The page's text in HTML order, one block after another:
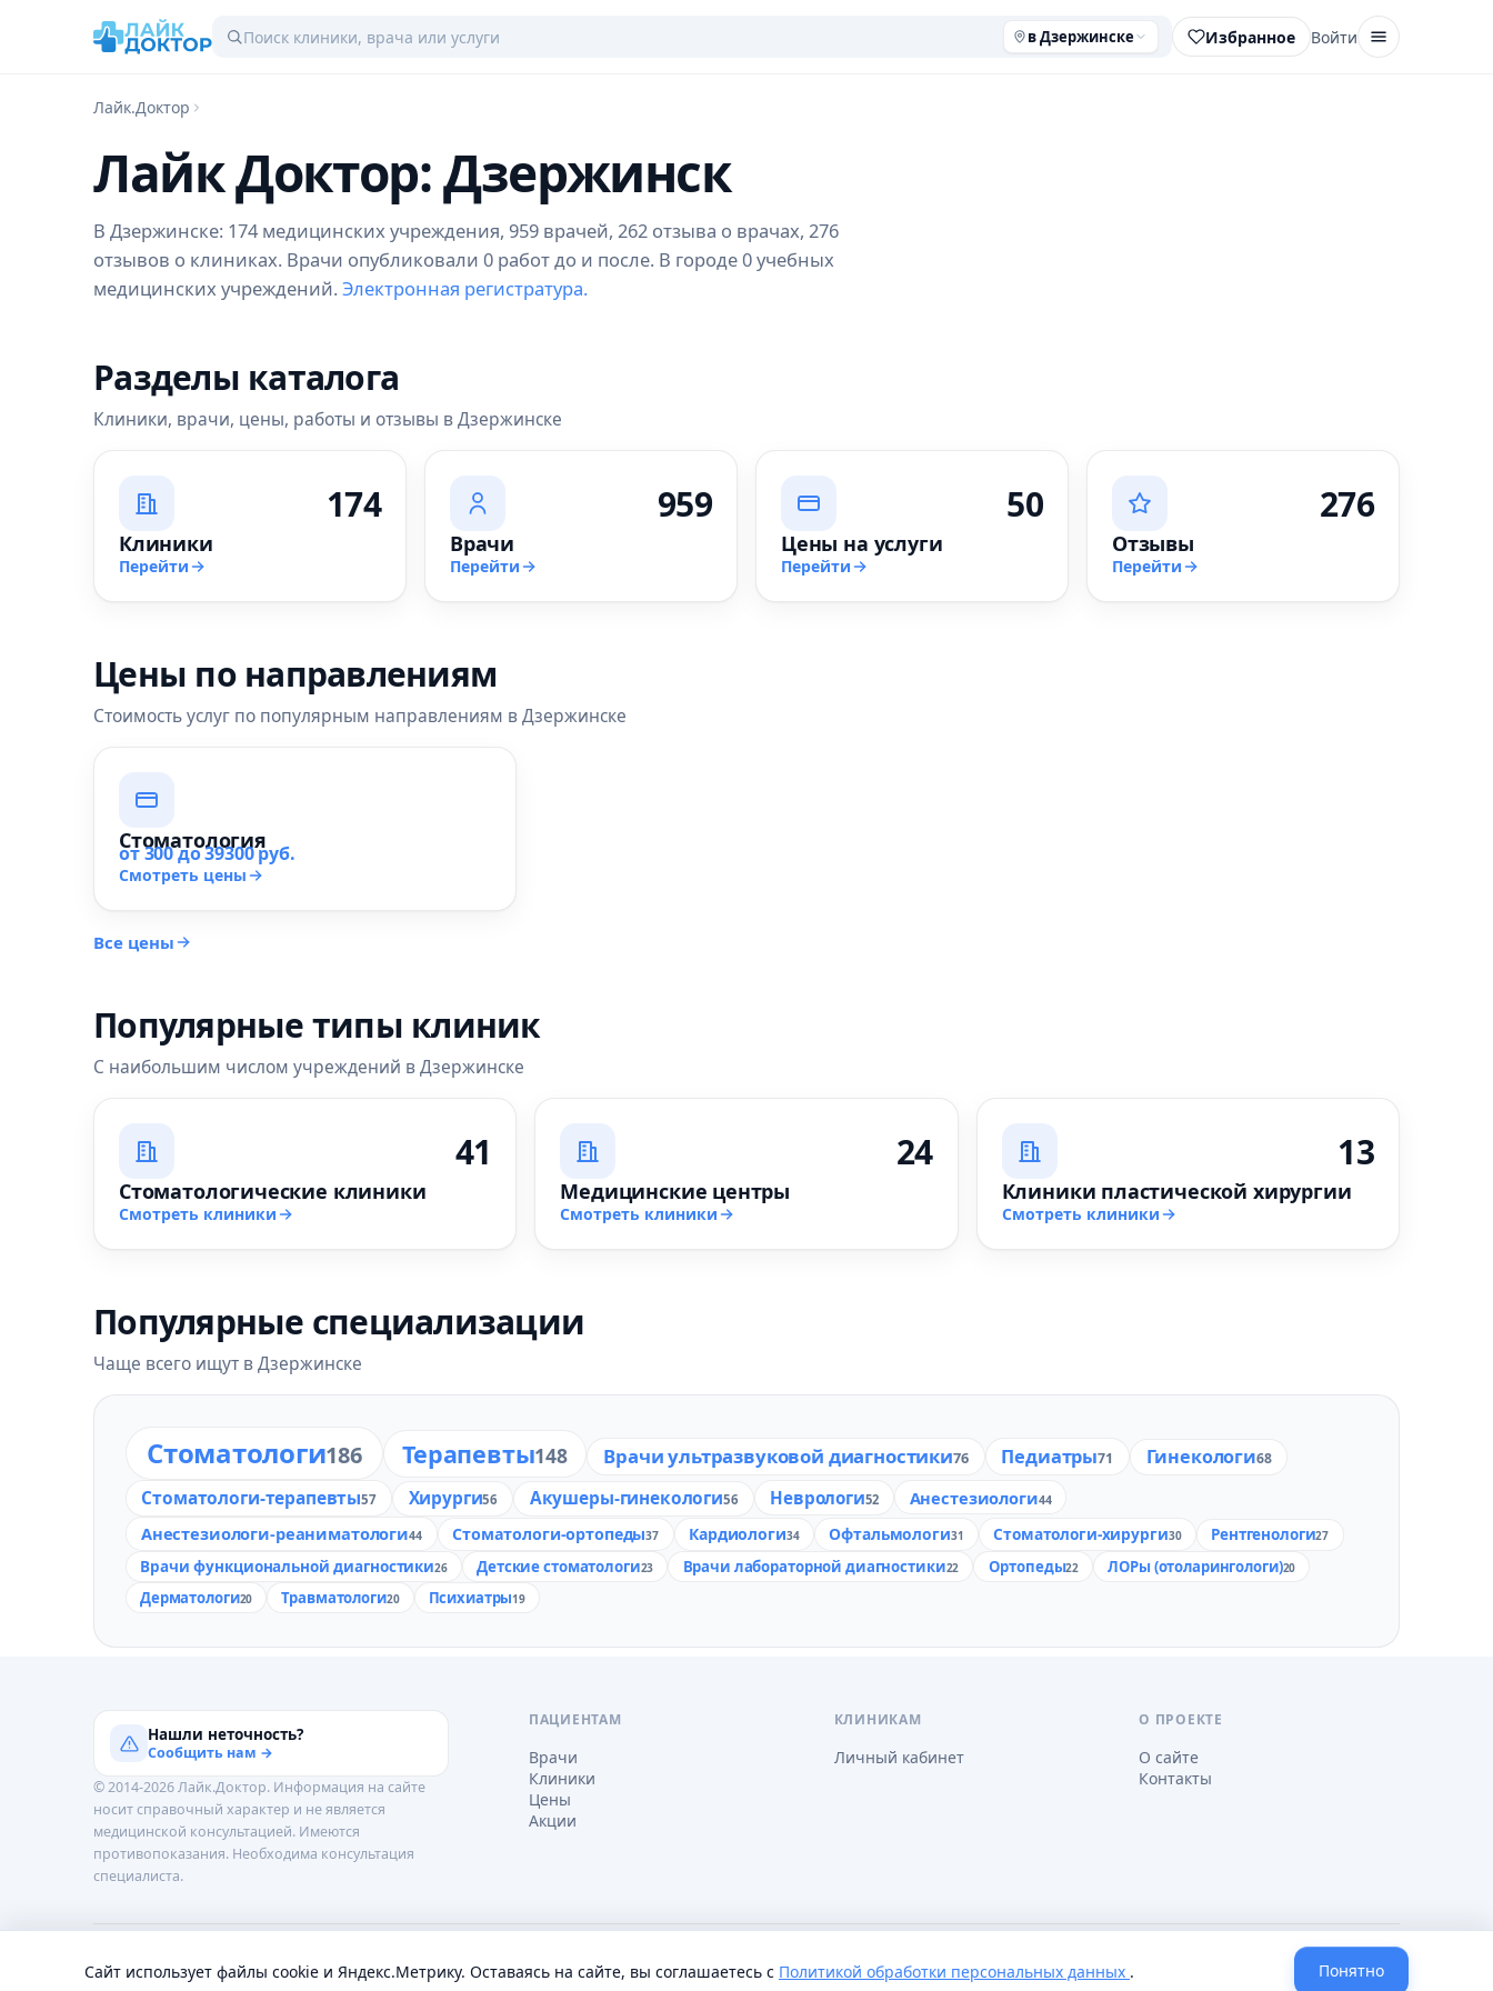
в Дзержинске Избранное Войти
Лайк.Доктор
Лайк Доктор: Дзержинск
В Дзержинске: 174 медицинских учреждения, 959 врачей, 262 отзыва о врачах, 276
отзывов о клиниках. Врачи опубликовали 0 работ до и после. В городе 0 учебных
медицинских учреждений. Электронная регистратура.
Разделы каталога
Клиники, врачи, цены, работы и отзывы в Дзержинске
174
Клиники
Перейти
959
Врачи
Перейти
50
Цены на услуги
Перейти
276
Отзывы
Перейти
Цены по направлениям
Стоимость услуг по популярным направлениям в Дзержинске
Стоматология
от 300 до 39300 руб.
Смотреть цены
Все цены
Популярные типы клиник
С наибольшим числом учреждений в Дзержинске
41
Стоматологические клиники
Смотреть клиники
24
Медицинские центры
Смотреть клиники
13
Клиники пластической хирургии
Смотреть клиники
Популярные специализации
Чаще всего ищут в Дзержинске
Стоматологи186 Терапевты148 Врачи ультразвуковой диагностики76 Педиатры71 Гинекологи68
Стоматологи-терапевты57 Хирурги56 Акушеры-гинекологи56 Неврологи52 Анестезиологи44
Анестезиологи-реаниматологи44 Стоматологи-ортопеды37 Кардиологи34 Офтальмологи31 Стоматологи-хирурги30 Рентгенологи27
Врачи функциональной диагностики26 Детские стоматологи23 Врачи лабораторной диагностики22 Ортопеды22 ЛОРы (отоларингологи)20
Дерматологи20 Травматологи20 Психиатры19
Нашли неточность?
Сообщить нам →
© 2014-2026 Лайк.Доктор. Информация на сайте
носит справочный характер и не является
медицинской консультацией. Имеются
противопоказания. Необходима консультация
специалиста.
ПАЦИЕНТАМ
Врачи
Клиники
Цены
Акции
КЛИНИКАМ
Личный кабинет
О ПРОЕКТЕ
О сайте
Контакты
Сайт использует файлы cookie и Яндекс.Метрику. Оставаясь на сайте, вы соглашаетесь с Политикой обработки персональных данных . Понятно